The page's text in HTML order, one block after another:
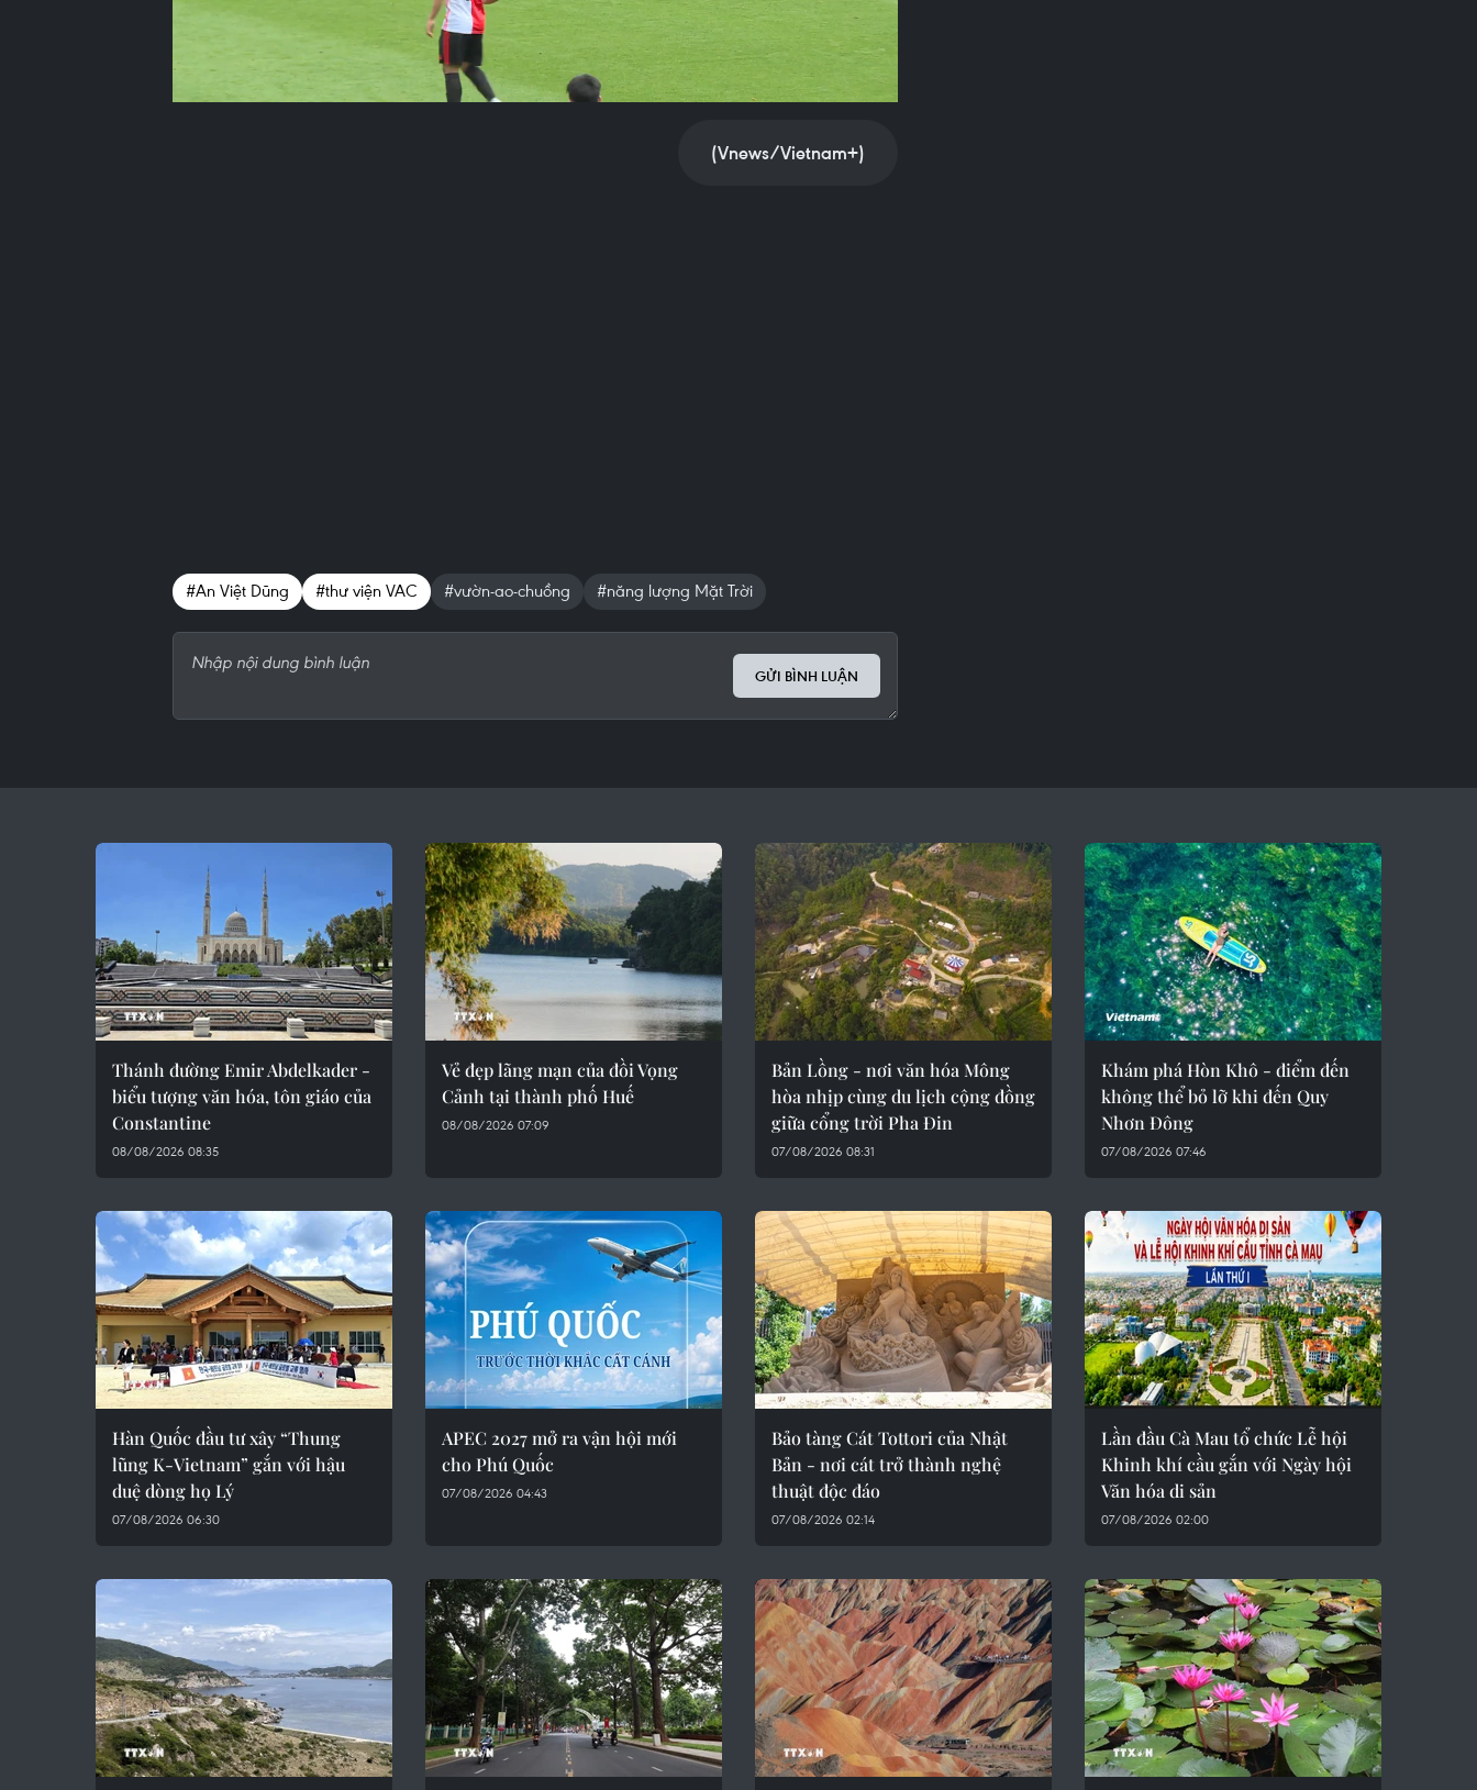
(Vnews/Vietnam+)
#An Việt Dũng #thư viện VAC #vườn-ao-chuồng #năng lượng Mặt Trời
GỬI BÌNH LUẬN
Thánh đường Emir Abdelkader -
biểu tượng văn hóa, tôn giáo của
Constantine
08/08/2026 08:35
Vẻ đẹp lãng mạn của đồi Vọng
Cảnh tại thành phố Huế
08/08/2026 07:09
Bản Lồng - nơi văn hóa Mông
hòa nhịp cùng du lịch cộng đồng
giữa cổng trời Pha Đin
07/08/2026 08:31
Khám phá Hòn Khô - điểm đến
không thể bỏ lỡ khi đến Quy
Nhơn Đông
07/08/2026 07:46
Hàn Quốc đầu tư xây “Thung
lũng K-Vietnam” gắn với hậu
duệ dòng họ Lý
07/08/2026 06:30
APEC 2027 mở ra vận hội mới
cho Phú Quốc
07/08/2026 04:43
Bảo tàng Cát Tottori của Nhật
Bản - nơi cát trở thành nghệ
thuật độc đáo
07/08/2026 02:14
Lần đầu Cà Mau tổ chức Lễ hội
Khinh khí cầu gắn với Ngày hội
Văn hóa di sản
07/08/2026 02:00